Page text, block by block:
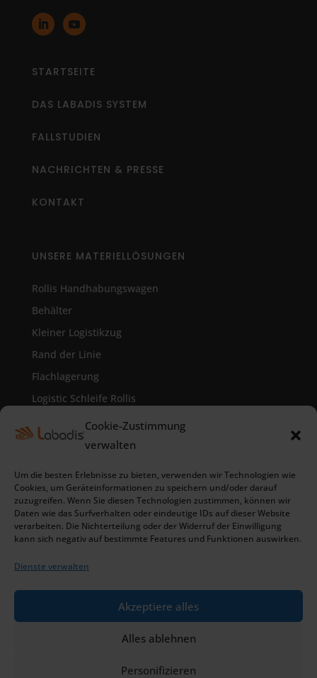
Cookie-Zustimmung
verwalten
Um die besten Erlebnisse zu bieten, verwenden wir Technologien wie
Cookies, um Geräteinformationen zu speichern und/oder darauf
zuzugreifen. Wenn Sie diesen Technologien zustimmen, können wir
Daten wie das Surfverhalten oder eindeutige IDs auf dieser Website
verarbeiten. Die Nichterteilung oder der Widerruf der Einwilligung
kann sich negativ auf bestimmte Features und Funktionen auswirken.
Dienste verwalten
Akzeptiere alles
Alles ablehnen
Personifizieren
STARTSEITE
DAS LABADIS SYSTEM
FALLSTUDIEN
NACHRICHTEN & PRESSE
KONTAKT
UNSERE MATERIELLÖSUNGEN
Rollis Handhabungswagen
Behälter
Kleiner Logistikzug
Rand der Linie
Flachlagerung
Logistic Schleife Rollis
Kanban System
Visuelle Kommunikation
KONTAKT
Timothée PRELY
Industrieel project- en ontwikkelingsdirecteur
+33 2 43 53 66 69
timothee.prely@labadis.com
Datenschutzerklärung